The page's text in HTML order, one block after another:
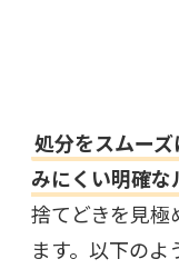
処分をスムー
みにくい明確な
捨てどきを見極
ます。以下の